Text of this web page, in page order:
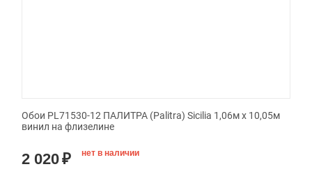
Обои PL71530-12 ПАЛИТРА (Palitra) Sicilia 1,06м х 10,05м
винил на флизелине
2 020₽ нет в наличии